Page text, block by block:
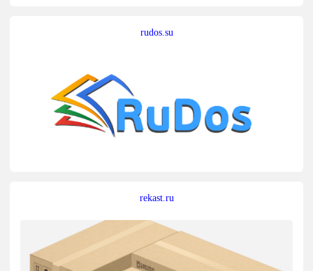
rudos.su
rekast.ru